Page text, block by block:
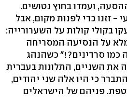
ועמדו בחוץ נטושים.
- זזנו כדי לפנות מקום, אבל
בקולי קולות על השערורייה:
על הנסיעה המסריחה
כמו סרדינים?!" כשהנהג
את השניים, התלונות בעברית
כי היו אלה שני יהודים,
פניהם של הישראלים